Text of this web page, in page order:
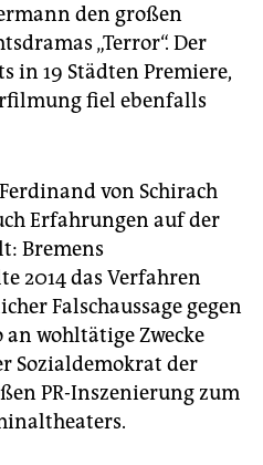
den großen
„Terror“. Der
in 19 Städten Premiere,
fiel ebenfalls
von Schirach
Erfahrungen auf der
Bremens
2014 das Verfahren
Falschaussage gegen
wohltätige Zwecke
Sozialdemokrat der
PR-Inszenierung zum